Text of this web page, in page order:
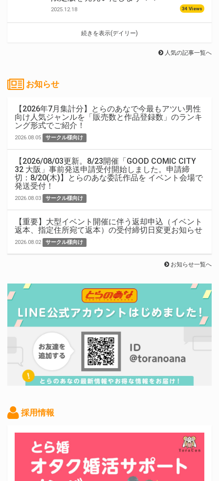
2025.12.18 34 Views
続きを表示(デイリー)
人気の記事一覧へ
お知らせ
【2026年7月集計分】とらのあなで今最もアツい男性
向け人気ジャンルを「販売数と作品登録数」のランキ
ング形式でご紹介！
2026.08.05 サークル様向け
【2026/08/03更新。8/23開催「GOOD COMIC CITY
32 大阪」事前発送申請受付開始しました。申請締
切：8/20(木)】とらのあな委託作品を イベント会場で
発送受付！
2026.08.03 サークル様向け
【重要】大型イベント開催に伴う返却申込（イベント
返本、指定住所宛て返本）の受付締切日変更お知らせ
2026.08.02 サークル様向け
お知らせ一覧へ
採用情報